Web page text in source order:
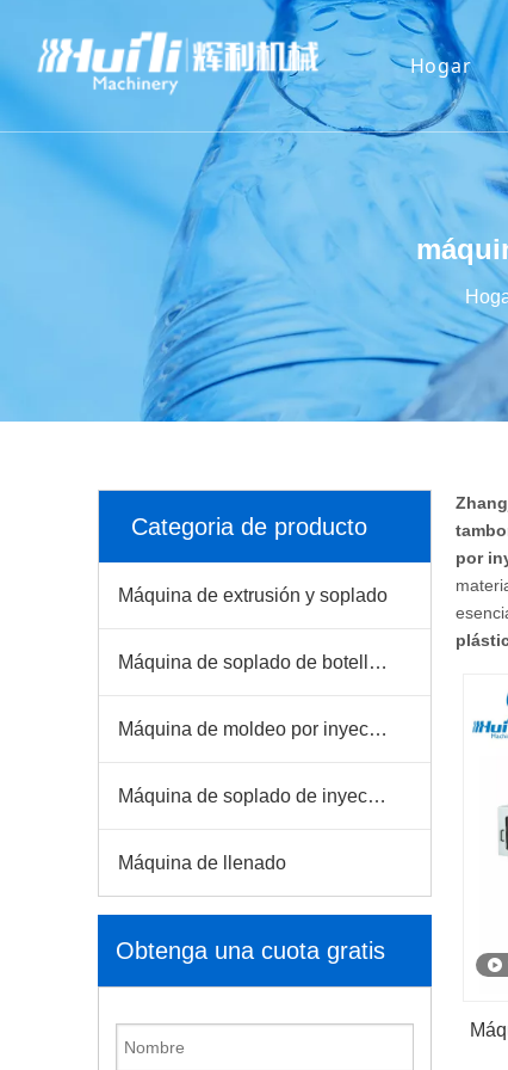
Hogar
Categoria de producto
Máquina de extrusión y soplado
Máquina de soplado de botellas para mascotas
Máquina de moldeo por inyección
Máquina de soplado de inyección
Máquina de llenado
Obtenga una cuota gratis
por